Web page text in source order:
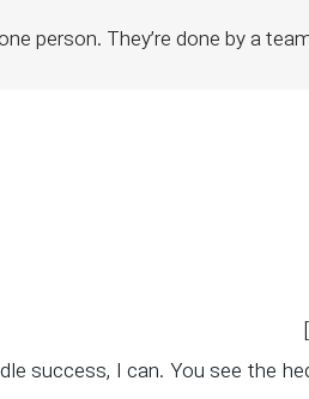
person. They’re done by a
success, I can. You see the